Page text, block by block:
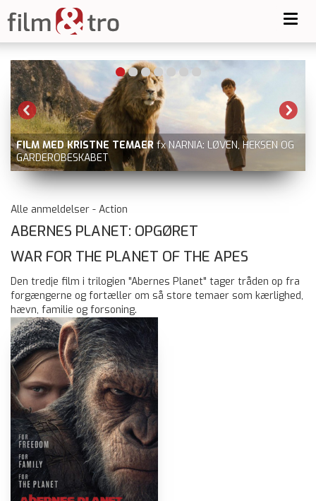
FILM MED KRISTNE TEMAER fx NARNIA: LØVEN, HEKSEN OG
GARDEROBESKABET
Alle anmeldelser - Action
ABERNES PLANET: OPGØRET
WAR FOR THE PLANET OF THE APES
Den tredje film i trilogien "Abernes Planet" tager tråden op fra
forgængerne og fortæller om så store temaer som kærlighed,
hævn, familie og forsoning.